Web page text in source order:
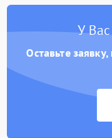
У
Оставьте